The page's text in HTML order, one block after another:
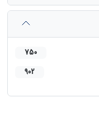
750
902